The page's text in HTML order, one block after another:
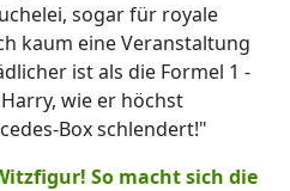
sogar für royale
kaum eine Veranstaltung
ist als die Formel 1 -
wie er höchst
Box schlendert!"
So macht sich die